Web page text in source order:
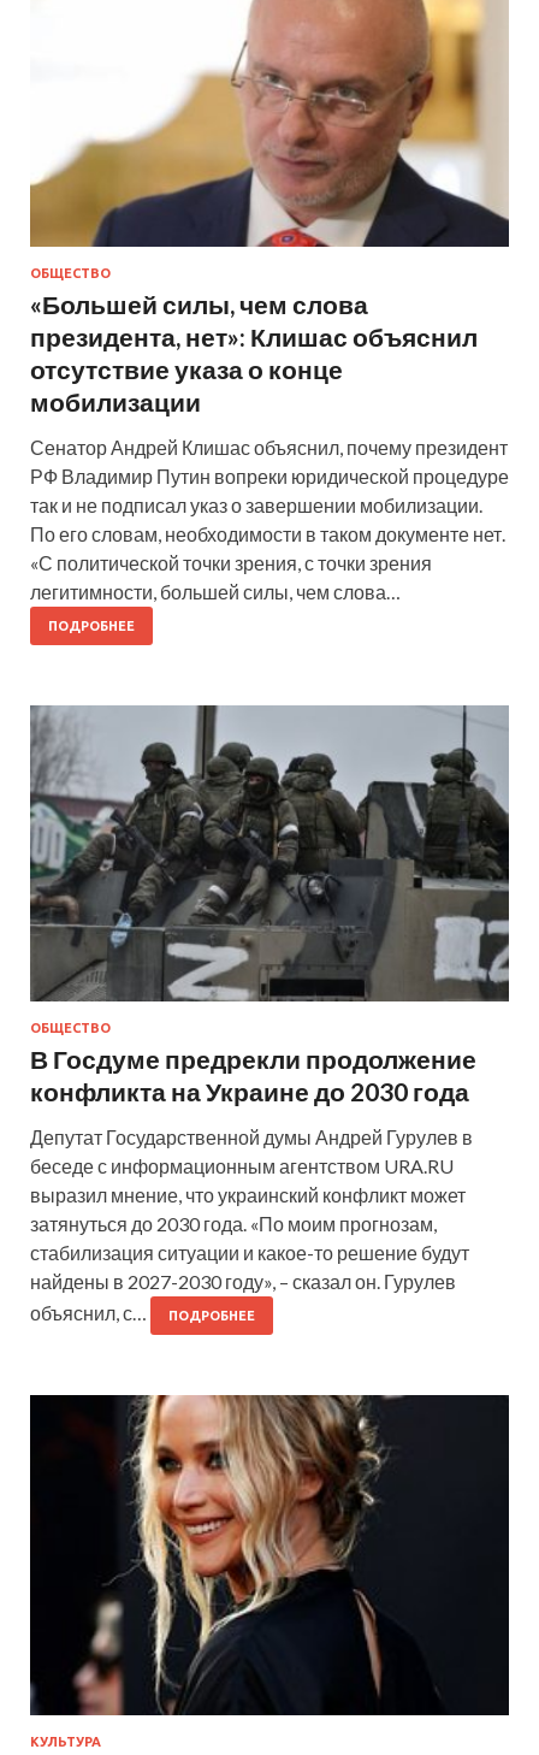
ОБЩЕСТВО
«Большей силы, чем слова
президента, нет»: Клишас объяснил
отсутствие указа о конце
мобилизации
Сенатор Андрей Клишас объяснил, почему президент
РФ Владимир Путин вопреки юридической процедуре
так и не подписал указ о завершении мобилизации.
По его словам, необходимости в таком документе нет.
«С политической точки зрения, с точки зрения
легитимности, большей силы, чем слова…
ПОДРОБНЕЕ
ОБЩЕСТВО
В Госдуме предрекли продолжение
конфликта на Украине до 2030 года
Депутат Государственной думы Андрей Гурулев в
беседе с информационным агентством URA.RU
выразил мнение, что украинский конфликт может
затянуться до 2030 года. «По моим прогнозам,
стабилизация ситуации и какое-то решение будут
найдены в 2027-2030 году», – сказал он. Гурулев
объяснил, с…
ПОДРОБНЕЕ
КУЛЬТУРА